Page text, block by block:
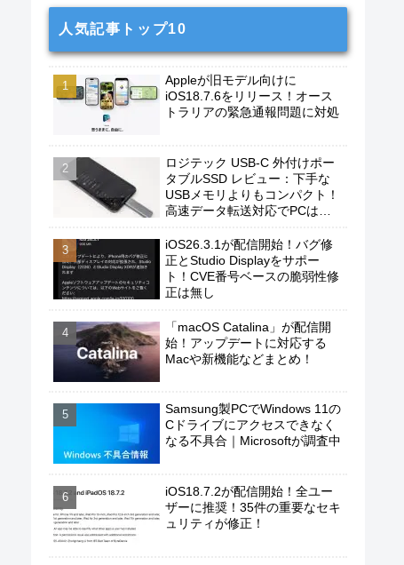
人気記事トップ10
Appleが旧モデル向けに
iOS18.7.6をリリース！オース
トラリアの緊急通報問題に対処
ロジテック USB-C 外付けポー
タブルSSD レビュー：下手な
USBメモリよりもコンパクト！
高速データ転送対応でPCは勿
もおすすめ！
iOS26.3.1が配信開始！バグ修
正とStudio Displayをサポー
ト！CVE番号ベースの脆弱性修
正は無し
「macOS Catalina」が配信開
始！アップデートに対応する
Macや新機能などまとめ！
Samsung製PCでWindows 11の
Cドライブにアクセスできなく
なる不具合｜Microsoftが調査中
iOS18.7.2が配信開始！全ユー
ザーに推奨！35件の重要なセキ
ュリティが修正！